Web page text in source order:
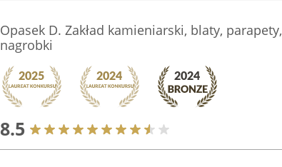
Opasek D. Zakład kamieniarski, blaty, parapety,
nagrobki
8.5